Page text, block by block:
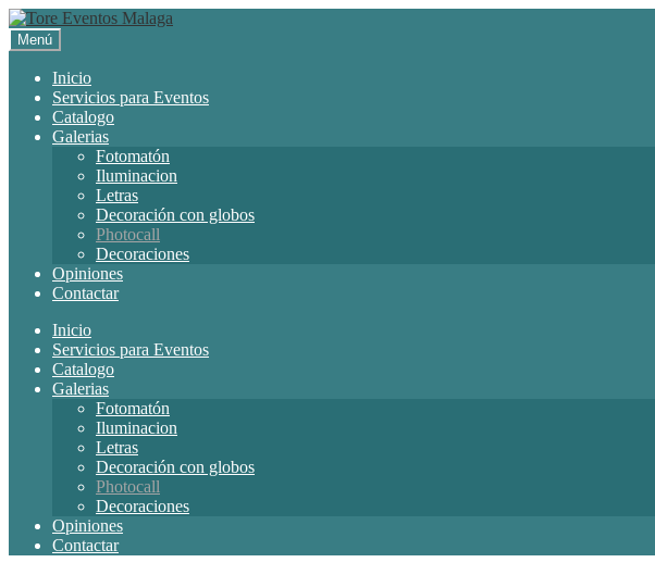
Menú
Inicio
Servicios para Eventos
Catalogo
Galerias
Fotomatón
Iluminacion
Letras
Decoración con globos
Photocall
Decoraciones
Opiniones
Contactar
Inicio
Servicios para Eventos
Catalogo
Galerias
Fotomatón
Iluminacion
Letras
Decoración con globos
Photocall
Decoraciones
Opiniones
Contactar